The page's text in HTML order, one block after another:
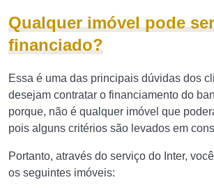
Qualquer imóvel pode ser
financiado?
Essa é uma das principais dúvidas dos
desejam contratar o financiamento do
porque, não é qualquer imóvel que
pois alguns critérios são levados em
Portanto, através do serviço do Inter,
os seguintes imóveis: